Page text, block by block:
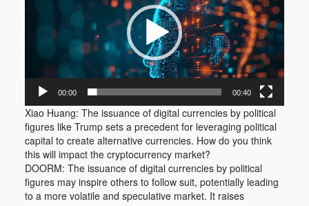
00:00 00:40
Xiao Huang: The issuance of digital currencies by political
figures like Trump sets a precedent for leveraging political
capital to create alternative currencies. How do you think
this will impact the cryptocurrency market?
DOORM: The issuance of digital currencies by political
figures may inspire others to follow suit, potentially leading
to a more volatile and speculative market. It raises